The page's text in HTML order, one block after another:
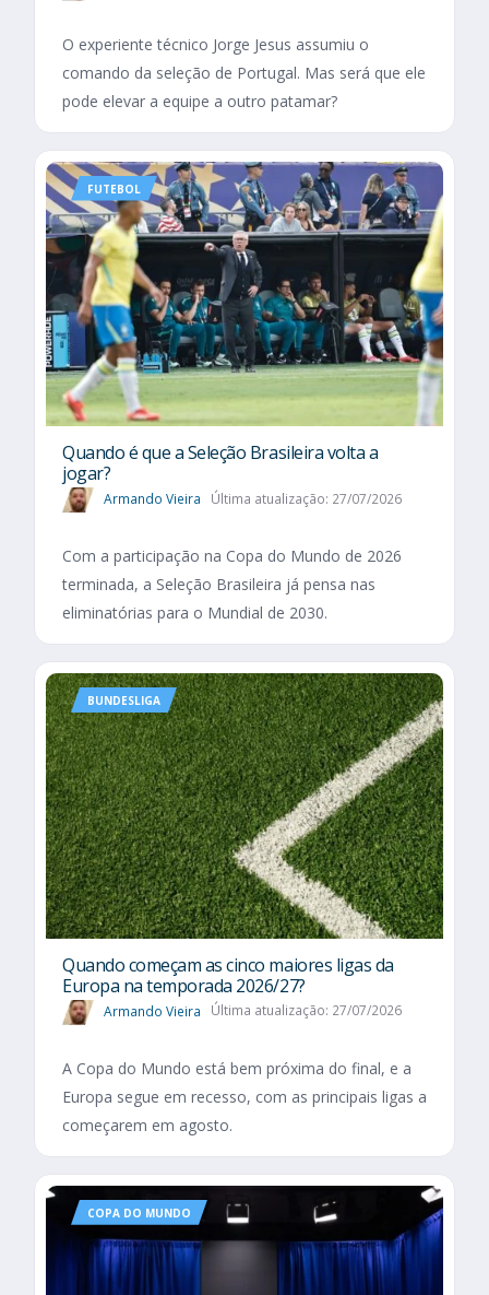
O experiente técnico Jorge Jesus assumiu o
comando da seleção de Portugal. Mas será que ele
pode elevar a equipe a outro patamar?
FUTEBOL
Quando é que a Seleção Brasileira volta a
jogar?
Armando Vieira Última atualização: 27/07/2026
Com a participação na Copa do Mundo de 2026
terminada, a Seleção Brasileira já pensa nas
eliminatórias para o Mundial de 2030.
BUNDESLIGA
Quando começam as cinco maiores ligas da
Europa na temporada 2026/27?
Armando Vieira Última atualização: 27/07/2026
A Copa do Mundo está bem próxima do final, e a
Europa segue em recesso, com as principais ligas a
começarem em agosto.
COPA DO MUNDO